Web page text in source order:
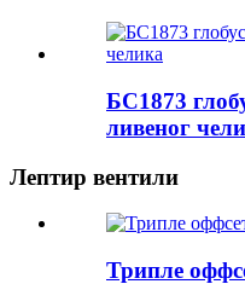
БС1873
ливеног
Лептир вентили
Трипле